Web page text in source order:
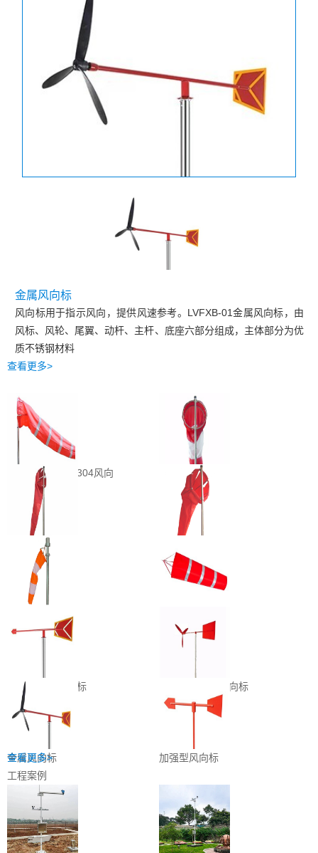
金属风向标
风向标用于指示风向，提供风速参考。 LVFXB-01金属风向标，由
风标、风轮、尾翼、动杆、主杆、底座六部分组成，主体部分为优
质不锈钢材料
查看更多>
防台风风向袋（304风向
强风型风向袋
高强型风向袋
直升机场风向袋
法兰加强型风向标 可倾倒式金属风向标
金属风向标 加强型风向标
查看更多>
工程案例